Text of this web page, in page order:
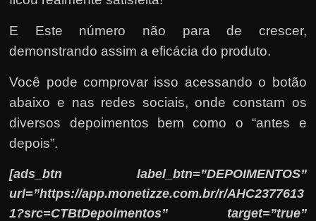
E Este número não para de crescer,
demonstrando assim a eficácia do produto.
Você pode comprovar isso acessando o botão
abaixo e nas redes sociais, onde constam os
diversos depoimentos bem como o “antes e
depois”.
[ads_btn label_btn=”DEPOIMENTOS”
url=”https://app.monetizze.com.br/r/AHC2377613
1?src=CTBtDepoimentos” target=”true”